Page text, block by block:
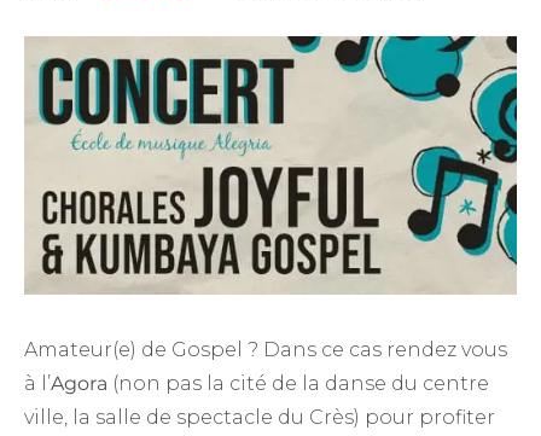
Amateur(e) de Gospel ? Dans ce cas rendez vous
à l’Agora (non pas la cité de la danse du centre
ville, la salle de spectacle du Crès) pour profiter